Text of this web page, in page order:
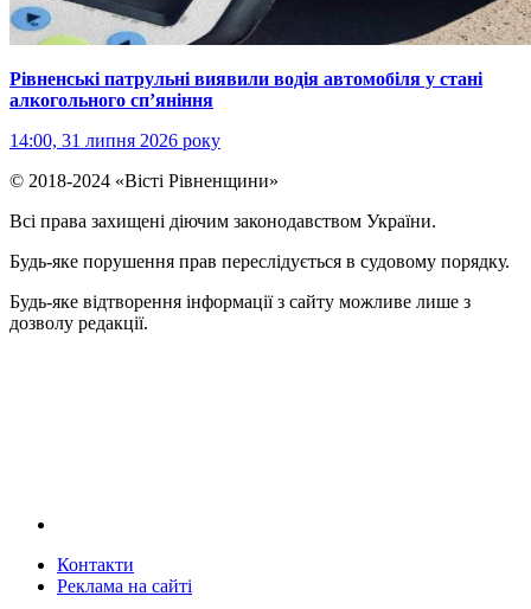
Рівненські патрульні виявили водія автомобіля у стані
алкогольного сп’яніння
14:00, 31 липня 2026 року
© 2018-2024 «Вісті Рівненщини»
Всі права захищені діючим законодавством України.
Будь-яке порушення прав переслідується в судовому порядку.
Будь-яке відтворення інформації з сайту можливе лише з
дозволу редакції.
Контакти
Реклама на сайтi